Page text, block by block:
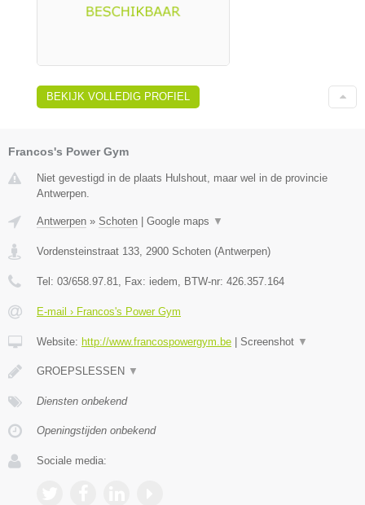
BEKIJK VOLLEDIG PROFIEL
Francos's Power Gym
Niet gevestigd in de plaats Hulshout, maar wel in de provincie
Antwerpen.
Antwerpen » Schoten Google maps ▼
Vordensteinstraat 133, 2900 Schoten (Antwerpen)
Tel: 03/658.97.81, Fax: iedem, BTW-nr: 426.357.164
E-mail › Francos's Power Gym
Website: http://www.francospowergym.be Screenshot ▼
GROEPSLESSEN ▼
Diensten onbekend
Openingstijden onbekend
Sociale media: